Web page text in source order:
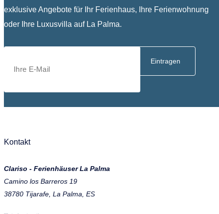
exklusive Angebote für Ihr Ferienhaus, Ihre Ferienwohnung
oder Ihre Luxusvilla auf La Palma.
Eintragen
Kontakt
Clariso - Ferienhäuser La Palma
Camino los Barreros 19
38780 Tijarafe, La Palma, ES